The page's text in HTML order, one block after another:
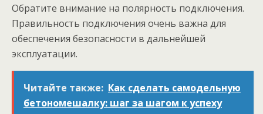
Обратите внимание на полярность подключения.
Правильность подключения очень важна для
обеспечения безопасности в дальнейшей
эксплуатации.
Читайте также: Как сделать самодельную
бетономешалку: шаг за шагом к успеху